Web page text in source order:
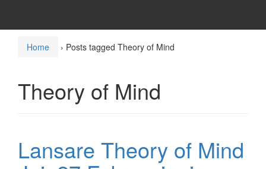
Home › Posts tagged Theory of Mind
Theory of Mind
Lansare Theory of Mind